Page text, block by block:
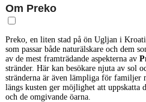
Om Preko
Preko, en liten stad på ön Ugljan i
som passar både naturälskare och dem
av de mest framträdande aspekterna av
stränder. Här kan besökare njuta av sol
stränderna är även lämpliga för familjer
längs kusten ger möjlighet att uppskatta
och de omgivande öarna.